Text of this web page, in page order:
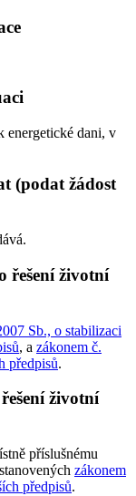
energetické dani, v
(podat žádost
řešení životní
Sb., o stabilizaci
, a zákonem č.
předpisů.
životní
příslušnému
zákonem
předpisů.